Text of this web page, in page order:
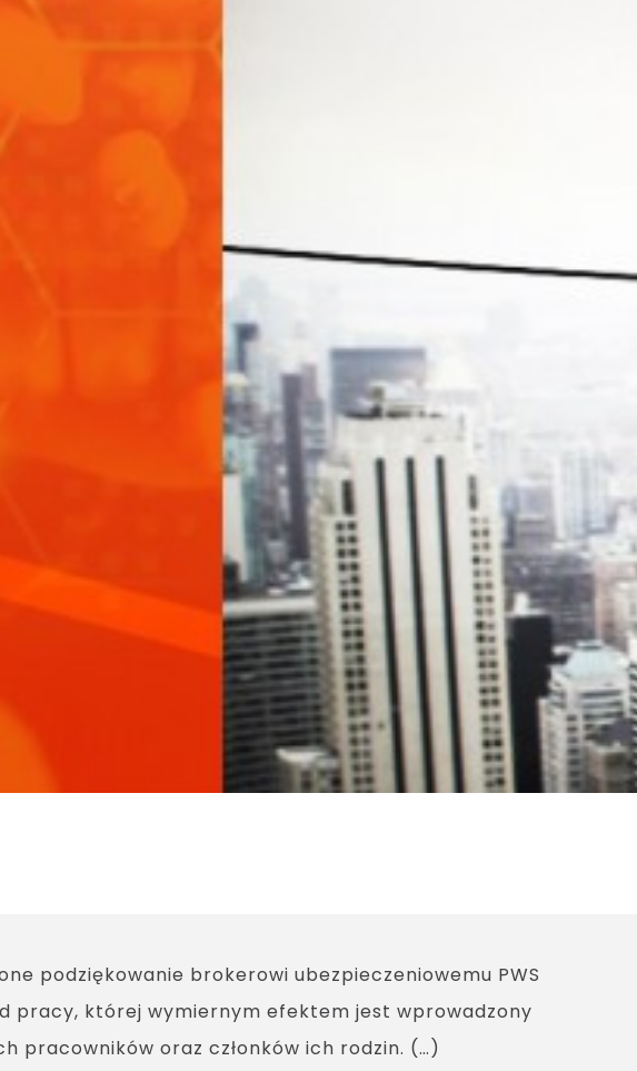
podziękowanie brokerowi ubezpieczeniowemu PWS
pracy, której wymiernym efektem jest wprowadzony
pracowników oraz członków ich rodzin. (…)